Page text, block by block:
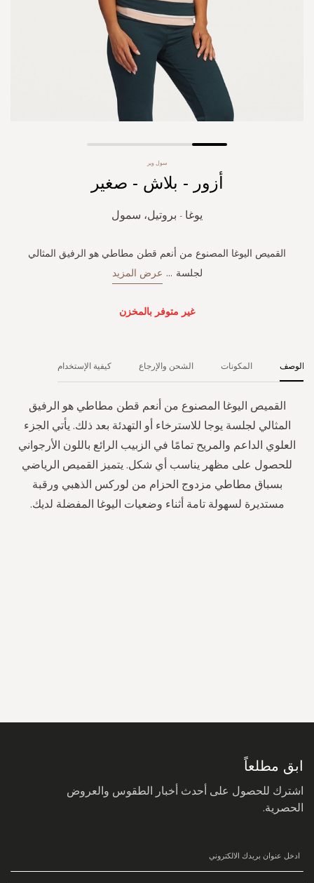
gallery
سول وير
أزور - بلاش - صغير
يوغا - بروتيل، سمول
القميص اليوغا المصنوع من أنعم قطن مطاطي هو الرفيق المثالي
لجلسة ... عرض المزيد
غير متوفر بالمخزن
الوصف
القميص اليوغا المصنوع من أنعم قطن مطاطي هو الرفيق
المثالي لجلسة يوجا للاسترخاء أو التهدئة بعد ذلك. يأتي الجزء
العلوي الداعم والمريح تمامًا في الزبيب الرائع باللون الأرجواني
للحصول على مظهر يناسب أي شكل. يتميز القميص الرياضي
بسباق مطاطي مزدوج الحزام من لوركس الذهبي ورقبة
مستديرة لسهولة تامة أثناء وضعيات اليوغا المفضلة لديك.
المكونات الشحن والإرجاع كيفية الإستخدام
ابق مطلعاً
اشترك للحصول على أحدث أخبار الطقوس والعروض
الحصرية.